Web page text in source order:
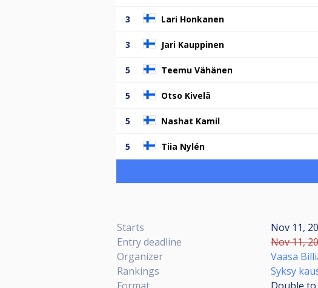
3 Lari Honkanen
3 Jari Kauppinen
5 Teemu Vähänen
5 Otso Kivelä
5 Nashat Kamil
5 Tiia Nylén
Starts
Nov 11,
Entry deadline
Nov 11,
Organizer
Vaasa
Rankings
Syksy
Format
Double